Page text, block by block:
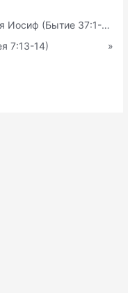
Мои 24ч., которыми наслаждался Иосиф (Бытие 37:1-11)
7:13-14)
»